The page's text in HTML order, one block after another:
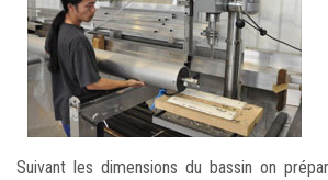
Suivant les dimensions du bassin on